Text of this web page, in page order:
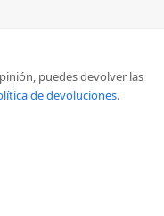
puedes devolver las
de devoluciones.